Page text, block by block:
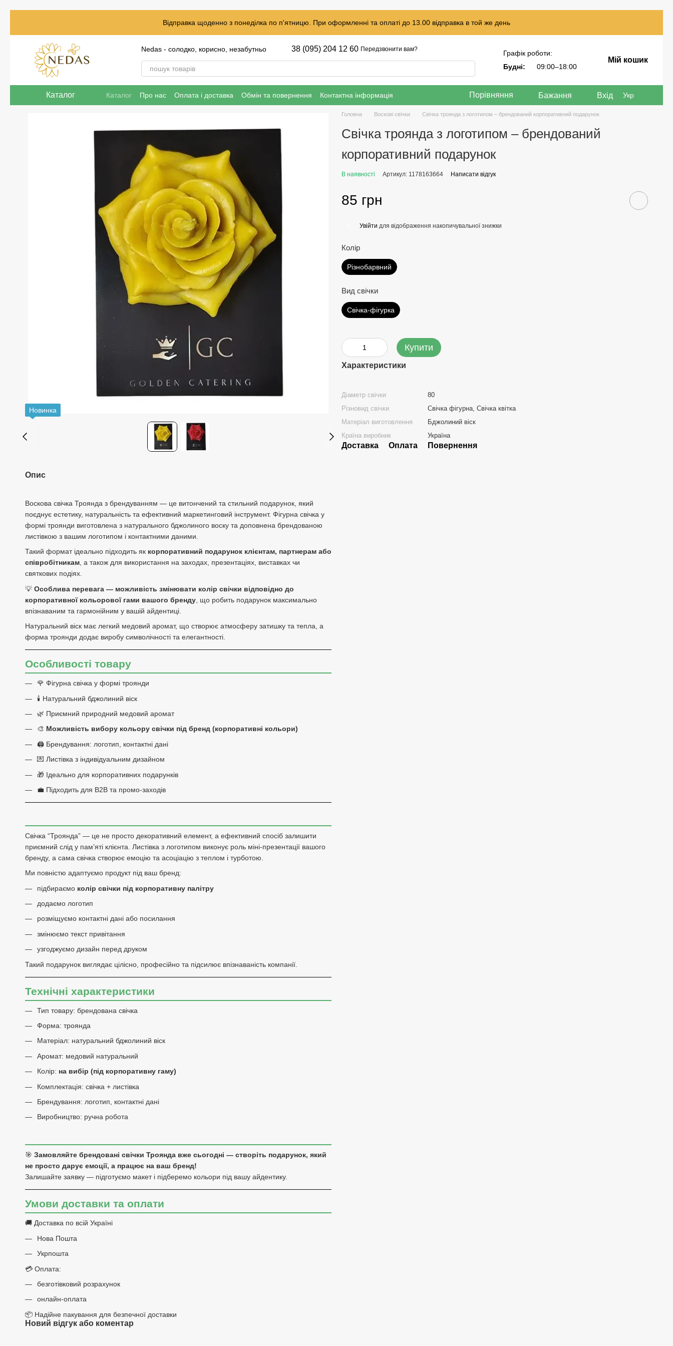
Відправка щоденно з понеділка по п'ятницю. При оформленні та оплаті до 13.00 відправка в той же день
Nedas - солодко, корисно, незабутньо 38 (095) 204 12 60 Передзвонити вам?
Графік роботи:
Будні:
09:00–18:00
Мій кошик
Каталог Каталог Про нас Оплата і доставка Обмін та повернення
Контактна інформація
Відгуки про магазин
Порівняння Бажання Вхід Укр
Новинка
Опис
Воскова свічка Троянда з брендуванням — це витончений та стильний подарунок, який
поєднує естетику, натуральність та ефективний маркетинговий інструмент. Фігурна свічка у
формі троянди виготовлена з натурального бджолиного воску та доповнена брендованою
листівкою з вашим логотипом і контактними даними.
Такий формат ідеально підходить як корпоративний подарунок клієнтам, партнерам або
співробітникам, а також для використання на заходах, презентаціях, виставках чи
святкових подіях.
💡 Особлива перевага — можливість змінювати колір свічки відповідно до
корпоративної кольорової гами вашого бренду , що робить подарунок максимально
впізнаваним та гармонійним у вашій айдентиці.
Натуральний віск має легкий медовий аромат, що створює атмосферу затишку та тепла, а
форма троянди додає виробу символічності та елегантності.
Особливості товару
🌹 Фігурна свічка у формі троянди
🕯️ Натуральний бджолиний віск
🌿 Приємний природний медовий аромат
🎨 Можливість вибору кольору свічки під бренд (корпоративні кольори)
🖨️ Брендування: логотип, контактні дані
💌 Листівка з індивідуальним дизайном
🎁 Ідеально для корпоративних подарунків
💼 Підходить для B2B та промо-заходів
Свічка “Троянда” — це не просто декоративний елемент, а ефективний спосіб залишити
приємний слід у пам’яті клієнта. Листівка з логотипом виконує роль міні-презентації вашого
бренду, а сама свічка створює емоцію та асоціацію з теплом і турботою.
Ми повністю адаптуємо продукт під ваш бренд:
підбираємо колір свічки під корпоративну палітру
додаємо логотип
розміщуємо контактні дані або посилання
змінюємо текст привітання
узгоджуємо дизайн перед друком
Такий подарунок виглядає цілісно, професійно та підсилює впізнаваність компанії.
Технічні характеристики
Тип товару: брендована свічка
Форма: троянда
Матеріал: натуральний бджолиний віск
Аромат: медовий натуральний
Колір: на вибір (під корпоративну гаму)
Комплектація: свічка + листівка
Брендування: логотип, контактні дані
Виробництво: ручна робота
🎯 Замовляйте брендовані свічки Троянда вже сьогодні — створіть подарунок, який
не просто дарує емоції, а працює на ваш бренд!
Залишайте заявку — підготуємо макет і підберемо кольори під вашу айдентику.
Умови доставки та оплати
🚚 Доставка по всій Україні
Нова Пошта
Укрпошта
💳 Оплата:
безготівковий розрахунок
онлайн-оплата
📦 Надійне пакування для безпечної доставки
Новий відгук або коментар
Головна Воскові свічки Свічка троянда з логотипом – брендований корпоративний подарунок
Свічка троянда з логотипом – брендований
корпоративний подарунок
В наявності Артикул: 1178163664 Написати відгук
85 грн
Увійти для відображення накопичувальної знижки
Колір
Різнобарвний
Вид свічки
Свічка-фігурка
Купити
Характеристики
Діаметр свічки
80
Різновид свічки
Свічка фігурна, Свічка квітка
Матеріал виготовлення
Бджолиний віск
Країна виробник
Україна
Доставка Оплата Повернення